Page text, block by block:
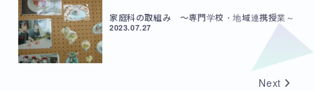
家庭科の取組み ～専門学校・地域連携授業～
2023.07.27
Next